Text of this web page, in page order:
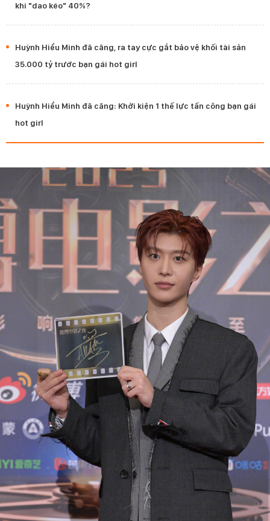
khi "dao kéo" 40%?
Huỳnh Hiểu Minh đã căng, ra tay cực gắt bảo vệ khối tài sản
35.000 tỷ trước bạn gái hot girl
Huỳnh Hiểu Minh đã căng: Khởi kiện 1 thế lực tấn công bạn gái
hot girl